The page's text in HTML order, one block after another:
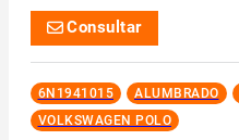
Consultar
6N1941015 ALUMBRADO
VOLKSWAGEN POLO